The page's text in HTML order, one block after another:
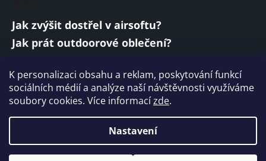
K personalizaci obsahu a reklam, poskytování funkcí
sociálních médií a analýze naší návštěvnosti využíváme
soubory cookies. Více informacízde.
Nastavení
Jak zvýšit dostřel v airsoftu?
Jak prát outdoorové oblečení?
Vojenská a armádní sluchátka: co musí
splňovat?
ARCHIV